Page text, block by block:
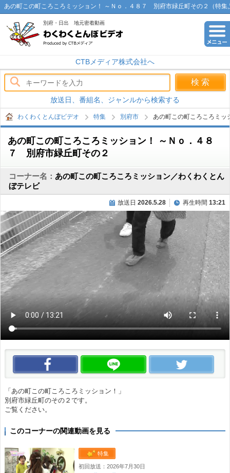
あの町この町ころころミッション！ ～Ｎｏ．４８７ 別府市緑丘町その２（特集
別府・日出 地元密着動画
CTBメディア株式会社へ
放送日、番組名、ジャンルから検索する
わくわくとんぼビデオ 特集 別府市 あの町この町ころころミ
あの町この町ころころミッション！ ～Ｎｏ．４８
７ 別府市緑丘町その２
コーナー名： あの町この町ころころミッション／わくわくとん
ぼテレビ
放送日 2026.5.28 再生時間 13:21
この動画をいいね！ この動画をLINEで送る
「あの町この町ころころミッション！」
別府市緑丘町のその２です。
ご覧ください。
このコーナーの関連動画を見る
特集
初回放送：2026年7月30日